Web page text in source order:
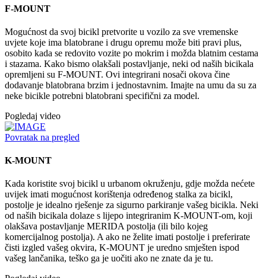
F-MOUNT
Mogućnost da svoj bicikl pretvorite u vozilo za sve vremenske
uvjete koje ima blatobrane i drugu opremu može biti pravi plus,
osobito kada se redovito vozite po mokrim i možda blatnim cestama
i stazama. Kako bismo olakšali postavljanje, neki od naših bicikala
opremljeni su F-MOUNT. Ovi integrirani nosači okova čine
dodavanje blatobrana brzim i jednostavnim. Imajte na umu da su za
neke bicikle potrebni blatobrani specifični za model.
Pogledaj video
Povratak na pregled
K-MOUNT
Kada koristite svoj bicikl u urbanom okruženju, gdje možda nećete
uvijek imati mogućnost korištenja određenog stalka za bicikl,
postolje je idealno rješenje za sigurno parkiranje vašeg bicikla. Neki
od naših bicikala dolaze s lijepo integriranim K-MOUNT-om, koji
olakšava postavljanje MERIDA postolja (ili bilo kojeg
komercijalnog postolja). A ako ne želite imati postolje i preferirate
čisti izgled vašeg okvira, K-MOUNT je uredno smješten ispod
vašeg lančanika, teško ga je uočiti ako ne znate da je tu.